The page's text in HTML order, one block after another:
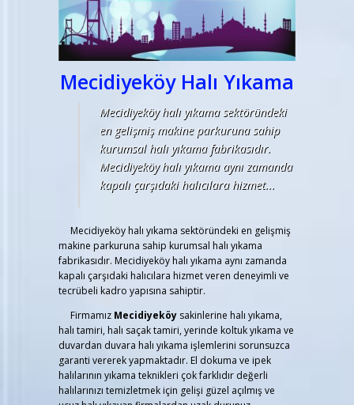
Mecidiyeköy Halı Yıkama
Mecidiyeköy halı yıkama sektöründeki
en gelişmiş makine parkuruna sahip
kurumsal halı yıkama fabrikasıdır.
Mecidiyeköy halı yıkama aynı zamanda
kapalı çarşıdaki halıcılara hizmet...
Mecidiyeköy halı yıkama sektöründeki en gelişmiş
makine parkuruna sahip kurumsal halı yıkama
fabrikasıdır. Mecidiyeköy halı yıkama aynı zamanda
kapalı çarşıdaki halıcılara hizmet veren deneyimli ve
tecrübeli kadro yapısına sahiptir.
Firmamız Mecidiyeköy sakinlerine halı yıkama,
halı tamiri, halı saçak tamiri, yerinde koltuk yıkama ve
duvardan duvara halı yıkama işlemlerini sorunsuzca
garanti vererek yapmaktadır. El dokuma ve ipek
halılarının yıkama teknikleri çok farklıdır değerli
halılarınızı temizletmek için gelişi güzel açılmış ve